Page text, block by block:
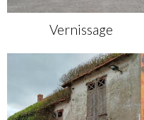
Vernissage